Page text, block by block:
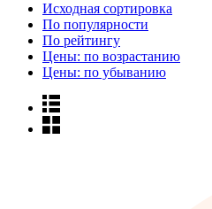
Исходная сортировка
По популярности
По рейтингу
Цены: по возрастанию
Цены: по убыванию